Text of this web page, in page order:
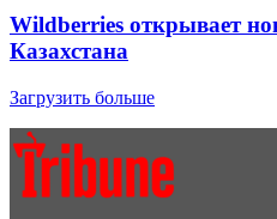
Wildberries открывает
Казахстана
Загрузить больше